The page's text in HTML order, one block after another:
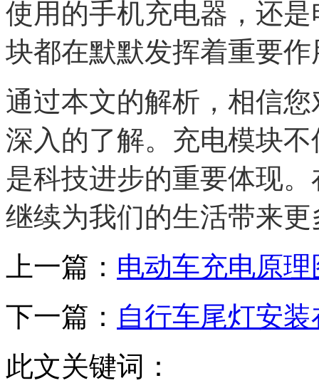
使用的手机充电器，还
块都在默默发挥着重要作
通过本文的解析，相信
深入的了解。充电模块
是科技进步的重要体现
继续为我们的生活带来
上一篇： 电动车充电原
下一篇： 自行车尾灯安
此文关键词：